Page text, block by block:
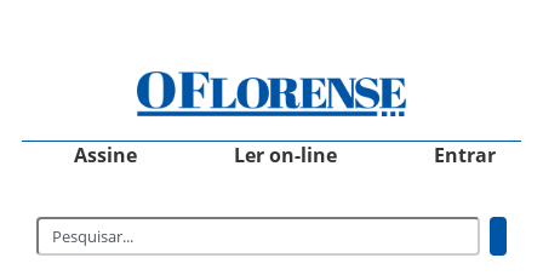
Assine Ler on-line Entrar